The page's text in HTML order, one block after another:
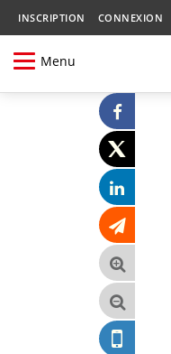
INSCRIPTION CONNEXION
Menu